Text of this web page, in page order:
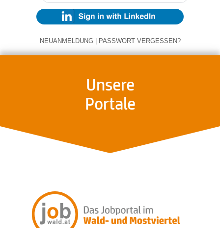
NEUANMELDUNG | PASSWORT VERGESSEN?
Unsere
Portale